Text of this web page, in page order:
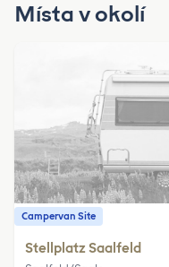
Místa v okolí
Campervan Site
Stellplatz Saalfeld